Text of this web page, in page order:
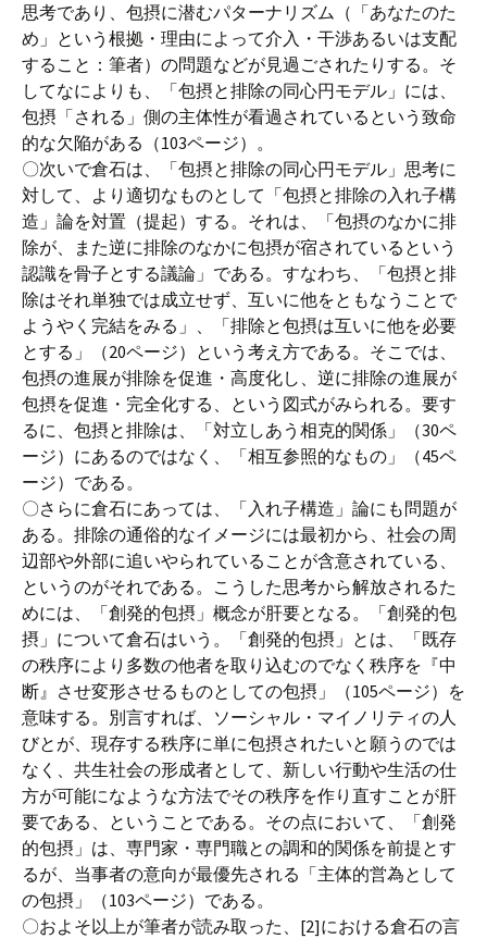
思考であり、包摂に潜むパターナリズム（「あなたのた
め」という根拠・理由によって介入・干渉あるいは支配
すること：筆者）の問題などが見過ごされたりする。そ
してなによりも、「包摂と排除の同心円モデル」には、
包摂「される」側の主体性が看過されているという致命
的な欠陥がある（103ページ）。
〇次いで倉石は、「包摂と排除の同心円モデル」思考に
対して、より適切なものとして「包摂と排除の入れ子構
造」論を対置（提起）する。それは、「包摂のなかに排
除が、また逆に排除のなかに包摂が宿されているという
認識を骨子とする議論」である。すなわち、「包摂と排
除はそれ単独では成立せず、互いに他をともなうことで
ようやく完結をみる」、「排除と包摂は互いに他を必要
とする」（20ページ）という考え方である。そこでは、
包摂の進展が排除を促進・高度化し、逆に排除の進展が
包摂を促進・完全化する、という図式がみられる。要す
るに、包摂と排除は、「対立しあう相克的関係」（30ペ
ージ）にあるのではなく、「相互参照的なもの」（45ペ
ージ）である。
〇さらに倉石にあっては、「入れ子構造」論にも問題が
ある。排除の通俗的なイメージには最初から、社会の周
辺部や外部に追いやられていることが含意されている、
というのがそれである。こうした思考から解放されるた
めには、「創発的包摂」概念が肝要となる。「創発的包
摂」について倉石はいう。「創発的包摂」とは、「既存
の秩序により多数の他者を取り込むのでなく秩序を『中
断』させ変形させるものとしての包摂」（105ページ）を
意味する。別言すれば、ソーシャル・マイノリティの人
びとが、現存する秩序に単に包摂されたいと願うのでは
なく、共生社会の形成者として、新しい行動や生活の仕
方が可能になような方法でその秩序を作り直すことが肝
要である、ということである。その点において、「創発
的包摂」は、専門家・専門職との調和的関係を前提とす
るが、当事者の意向が最優先される「主体的営為として
の包摂」（103ページ）である。
〇およそ以上が筆者が読み取った、[2]における倉石の言